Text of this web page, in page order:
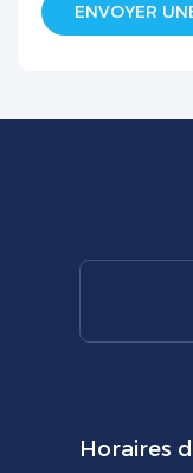
ENVOYER
Horaires